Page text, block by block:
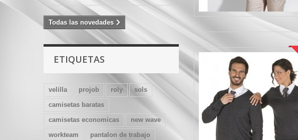
Todas las novedades
ETIQUETAS
velilla projob roly
sols
camisetas baratas
camisetas economicas
new wave
workteam
pantalon de trabajo